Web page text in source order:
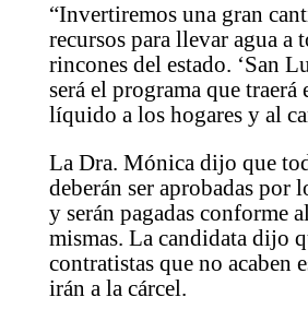
“Invertiremos una gran
recursos para llevar agua a
rincones del estado. ‘San
será el programa que traerá
líquido a los hogares y al
La Dra. Mónica dijo que
deberán ser aprobadas por
y serán pagadas conforme
mismas. La candidata dijo
contratistas que no acaben
irán a la cárcel.